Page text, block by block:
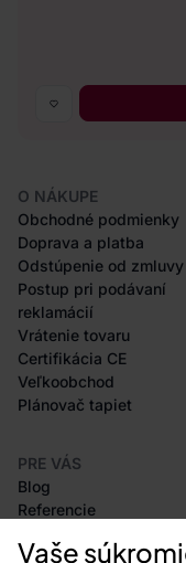
Vaše
O NÁKUPE
Obchodné podmienky
Doprava a platba
Odstúpenie od zmluvy
Postup pri podávaní
reklamácií
Vrátenie tovaru
Certifikácia CE
Veľkoobchod
Plánovač tapiet
PRE VÁS
Blog
Referencie
Rady a tipy